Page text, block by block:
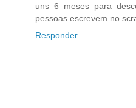
uns 6 meses para
pessoas escrevem no
Responder